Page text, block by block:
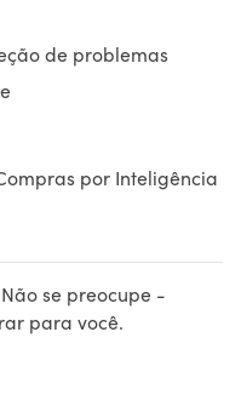
de problemas
por Inteligência
se preocupe -
para você.